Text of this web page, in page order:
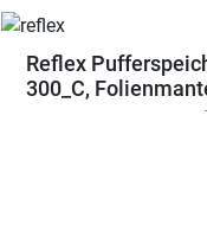
Reflex
300_C,